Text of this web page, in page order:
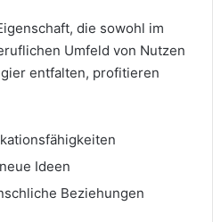
die sowohl im
Umfeld von Nutzen
entfalten, profitieren
Ideen
Beziehungen